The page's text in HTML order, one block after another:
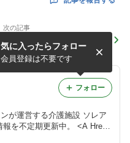
次の記事
こんにちは〜春爛漫のソレア
ード戸田です！ソレアード戸
田には美味しいものがありま
すよ3...
が運営する介護施設 ソレア
定期更新中。 <A Href
公式HP</A>
気に入ったらフォロー
会員登録は不要です
フォロー